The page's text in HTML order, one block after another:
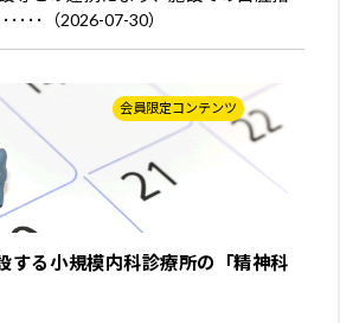
････（2026-07-30）
会員限定コンテンツ
する小規模内科診療所の「精神科